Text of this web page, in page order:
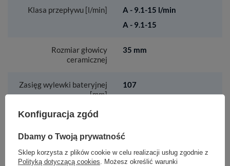
Klasa przepływu [l/min]
A - 9.1-15 l/min
A - 9.1-15
Rozmiar głowicy
ceramicznej
35 mm
Zasięg wylewki bateryjnej
[mm]
107
Długość [mm]
Konfiguracja zgód
Dbamy o Twoją prywatność
Sklep korzysta z plików cookie w celu realizacji usług zgodnie z
Polityką dotyczącą cookies. Możesz określić warunki